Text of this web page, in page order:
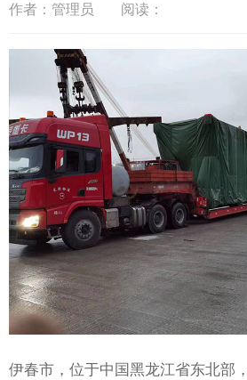
作者：管理员 阅读：
伊春市，位于中国黑龙江省东北部